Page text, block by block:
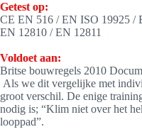
Getest op:
CE EN 516 / EN ISO 19925 /
EN 12810 / EN 12811
Voldoet aan:
Britse bouwregels 2010
Als we dit vergelijke met
groot verschil. De enige
nodig is; “Klim niet over het
looppad”.